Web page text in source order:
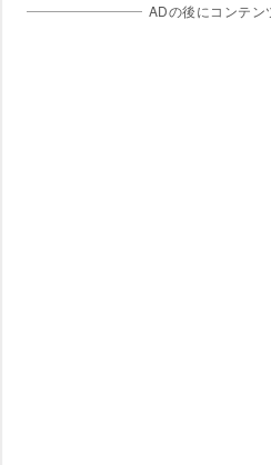
ADの後にコンテン